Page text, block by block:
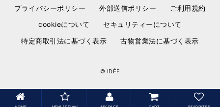
プライバシーポリシー 外部送信ポリシー
ご利用規約
cookieについて
セキュリティーについて
特定商取引法に基づく表示
古物営業法に基づく表示
© IDÉE